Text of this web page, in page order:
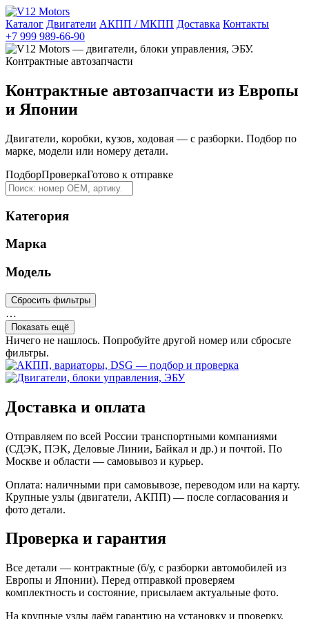
Каталог Двигатели АКПП / МКПП Доставка Контакты
+7 999 989-66-90
Контрактные автозапчасти из Европы
и Японии
Двигатели, коробки, кузов, ходовая — с разборки. Подбор по
марке, модели или номеру детали.
ПодборПроверкаГотово к отправке
Категория
Марка
Модель
Сбросить фильтры
…
Показать ещё
Ничего не нашлось. Попробуйте другой номер или сбросьте
фильтры.
Доставка и оплата
Отправляем по всей России транспортными компаниями
(СДЭК, ПЭК, Деловые Линии, Байкал и др.) и почтой. По
Москве и области — самовывоз и курьер.
Оплата: наличными при самовывозе, переводом или на карту.
Крупные узлы (двигатели, АКПП) — после согласования и
фото детали.
Проверка и гарантия
Все детали — контрактные (б/у, с разборки автомобилей из
Европы и Японии). Перед отправкой проверяем
комплектность и состояние, присылаем актуальные фото.
На крупные узлы даём гарантию на установку и проверку.